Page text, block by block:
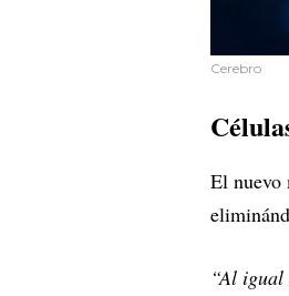
Cerebro
El nuevo
“Al